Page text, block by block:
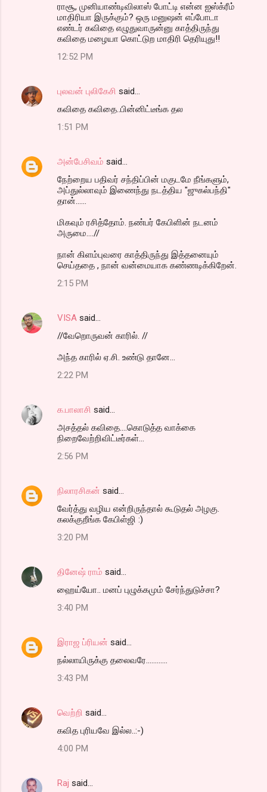
ராசூ, முனியாண்டிவிலாஸ் போட்டி என்ன ஐஸ்க்ரீம்
மாதிரியா இருக்கும்? ஒரு மனுஷன் எப்போடா
எண்டர் கவிதை எழுதுவாருன்னு காத்திருந்து
கவிதை மழையா கொட்டுற மாதிரி தெரியுது!!
12:52 PM
புலவன் புலிகேசி said…
கவிதை கவிதை..பின்னிட்டீங்க தல
1:51 PM
அன்பேசிவம் said…
நேற்றைய பதிவர் சந்திப்பின் மகுடமே நீங்களும்,
அப்துல்லாவும் இணைந்து நடத்திய "ஜுகல்பந்தி"
தான்......
மிகவும் ரசித்தோம். நண்பர் கேபிளின் நடனம்
அருமை....//
நான் கிளம்புவரை காத்திருந்து இத்தனையும்
செய்ததை , நான் வன்மையாக கண்ணடிக்கிறேன்.
2:15 PM
VISA said…
//வேறொருவன் காரில். //
அந்த காரில் ஏ.சி. உண்டு தானே...
2:22 PM
க.பாலாசி said…
அசத்தல் கவிதை....கொடுத்த வாக்கை
நிறைவேற்றிவிட்டீர்கள்...
2:56 PM
நிலாரசிகன் said…
வேர்த்து வழிய என்றிருந்தால் கூடுதல் அழகு.
கலக்குறீங்க கேபிள்ஜி :)
3:20 PM
தினேஷ் ராம் said…
ஹைய்யோ.. மனப் புழுக்கமும் சேர்ந்துடுச்சா?
3:40 PM
இராஜ ப்ரியன் said…
நல்லாயிருக்கு தலைவரே............
3:43 PM
வெற்றி said…
கவித புரியவே இல்ல..:-)
4:00 PM
Raj said…